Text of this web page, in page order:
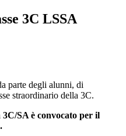
3C LSSA
parte degli alunni, di
straordinario della 3C.
3C/SA è convocato per il